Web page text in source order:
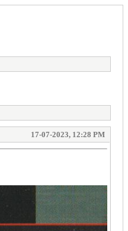
17-07-2023, 12:28 PM